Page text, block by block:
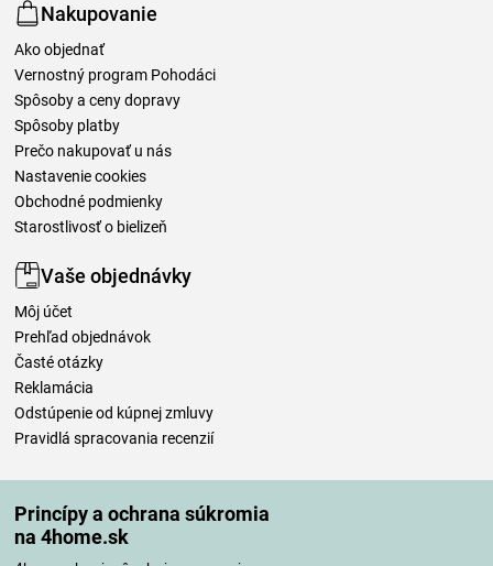
Princípy a ochrana súkromia
na 4home.sk
Nakupovanie
Ako objednať
Vernostný program Pohodáci
Spôsoby a ceny dopravy
Spôsoby platby
Prečo nakupovať u nás
Nastavenie cookies
Obchodné podmienky
Starostlivosť o bielizeň
Vaše objednávky
Môj účet
Prehľad objednávok
Časté otázky
Reklamácia
Odstúpenie od kúpnej zmluvy
Pravidlá spracovania recenzií